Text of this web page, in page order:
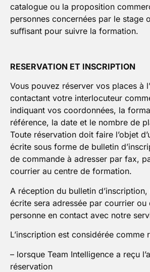
catalogue ou la proposition
personnes concernées par le stage
suﬃsant pour suivre la formation.
RESERVATION ET INSCRIPTION
Vous pouvez réserver vos places à
contactant votre interlocuteur
indiquant vos coordonnées, la
référence, la date et le nombre de
Toute réservation doit faire l’objet
écrite sous forme de bulletin
de commande à adresser par fax,
courrier au centre de formation.
A réception du bulletin
écrite sera adressée par courrier ou
personne en contact avec notre
L’inscription est considérée comme
– lorsque Team Intelligence a reçu
réservation